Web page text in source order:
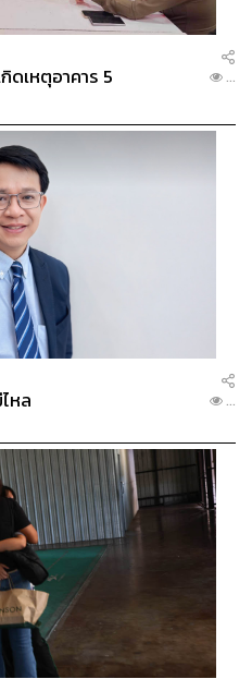
คยเป็นเด็กเรียนดี ตั้งใจ
นี้ ผมก็บอกว่าช่างมันเถอะ
นั่นได้เงิน คือเขาคงเชื่อใน
มกำลังทำอยู่ เพราะเห็นว่าผม
ไมไปสนใจเรื่องไร้สาระ มีอยู่
านแล้ว เพราะโดนมองเป็น
ช้ชีวิตไปกับสิ่งที่ผมรัก ทำไม
โดนกดดัน ทำไมต้องร้องไห้
สู้ของผมเอง แต่สุดท้ายเขา
อนกันที่เขายอมให้ผมทำใน
แรปสำคัญที่สุด มันไม่ไร้สา
พลงอย่างเดียว โดยเฉพาะ
าวิทยาลัยผมอยู่ในสตูดิโอทุก
ดียวว่าวันนี้จะอัดเพลงอะไร
อย่างไร หาสปอนเซอร์
หาเพลงที่มันดี จากที่เคยฟัง
อื่นเยอะขึ้น เพื่อหาแนวทางที่
กกว่าคนอื่น ล้ำกว่าคนอื่นให้
เหตุอาคาร 5
...
หล ...